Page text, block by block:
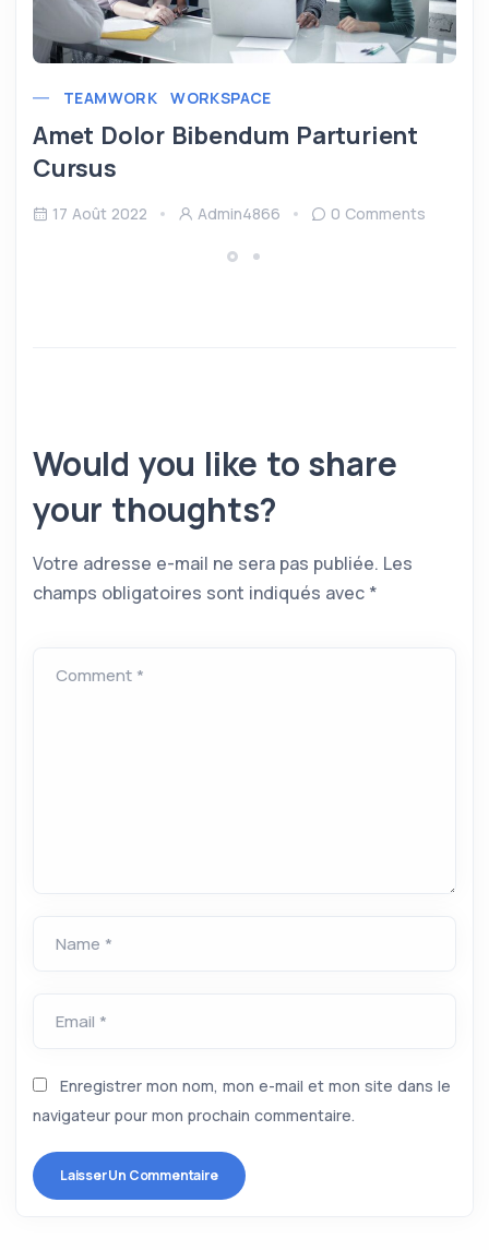
TEAMWORK WORKSPACE
Amet Dolor Bibendum Parturient
Cursus
17 Août 2022 Admin4866 0 Comments
Would you like to share
your thoughts?
Votre adresse e-mail ne sera pas publiée. Les
champs obligatoires sont indiqués avec *
Comment *
Name *
Email *
Enregistrer mon nom, mon e-mail et mon site dans le
navigateur pour mon prochain commentaire.